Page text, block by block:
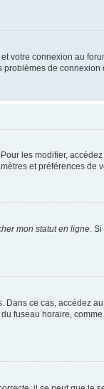
votre connexion au
de
les modifier, accédez
et préférences de
mon statut en ligne .
Dans ce cas, accédez au
fuseau horaire,